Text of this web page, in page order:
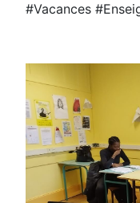
#Vacances